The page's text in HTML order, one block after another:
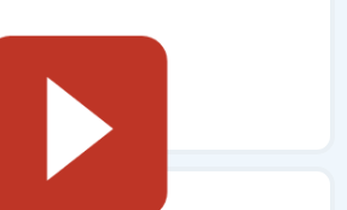
İşitme testi